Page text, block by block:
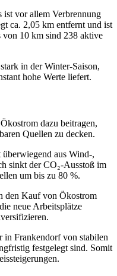
vor allem Verbrennung
ca. 2,05 km entfernt und ist
von 10 km sind 238 aktive
in der Winter‑Saison,
hohe Werte liefert.
dazu beitragen,
Quellen zu decken.
aus Wind-,
sinkt der CO₂-Ausstoß im
um bis zu 80 %.
den Kauf von Ökostrom
neue Arbeitsplätze
in Frankendorf von stabilen
festgelegt sind. Somit